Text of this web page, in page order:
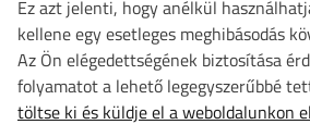
Ez azt jelenti, hogy anélkül
kellene egy esetleges meghibásodás
Az Ön elégedettségének biztosítása
folyamatot a lehető legegyszerűbbé
töltse ki és küldje el a weboldalunkon